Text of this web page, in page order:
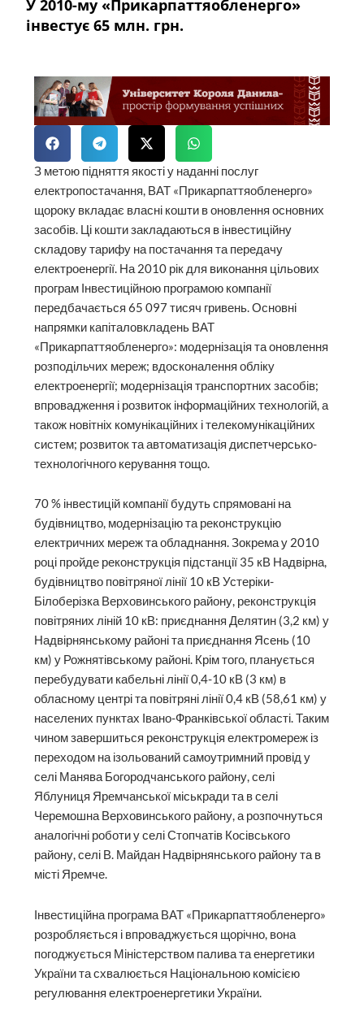
У 2010-му «Прикарпаттяобленерго»
інвестує 65 млн. грн.
З метою підняття якості у наданні послуг
електропостачання, ВАТ «Прикарпаттяобленерго»
щороку вкладає власні кошти в оновлення основних
засобів. Ці кошти закладаються в інвестиційну
складову тарифу на постачання та передачу
електроенергії. На 2010 рік для виконання цільових
програм Інвестиційною програмою компанії
передбачається 65 097 тисяч гривень. Основні
напрямки капіталовкладень ВАТ
«Прикарпаттяобленерго»: модернізація та оновлення
розподільчих мереж; вдосконалення обліку
електроенергії; модернізація транспортних засобів;
впровадження і розвиток інформаційних технологій, а
також новітніх комунікаційних і телекомунікаційних
систем; розвиток та автоматизація диспетчерсько-
технологічного керування тощо.
70 % інвестицій компанії будуть спрямовані на
будівництво, модернізацію та реконструкцію
електричних мереж та обладнання. Зокрема у 2010
році пройде реконструкція підстанції 35 кВ Надвірна,
будівництво повітряної лінії 10 кВ Устеріки-
Білоберізка Верховинського району, реконструкція
повітряних ліній 10 кВ: приєднання Делятин (3,2 км) у
Надвірнянському районі та приєднання Ясень (10
км) у Рожнятівському районі. Крім того, планується
перебудувати кабельні лінії 0,4-10 кВ (3 км) в
обласному центрі та повітряні лінії 0,4 кВ (58,61 км) у
населених пунктах Івано-Франківської області. Таким
чином завершиться реконструкція електромереж із
переходом на ізольований самоутримний провід у
селі Манява Богородчанського району, селі
Яблуниця Яремчанської міськради та в селі
Черемошна Верховинського району, а розпочнуться
аналогічні роботи у селі Стопчатів Косівського
району, селі В. Майдан Надвірнянського району та в
місті Яремче.
Інвестиційна програма ВАТ «Прикарпаттяобленерго»
розробляється і впроваджується щорічно, вона
погоджується Міністерством палива та енергетики
України та схвалюється Національною комісією
регулювання електроенергетики України.